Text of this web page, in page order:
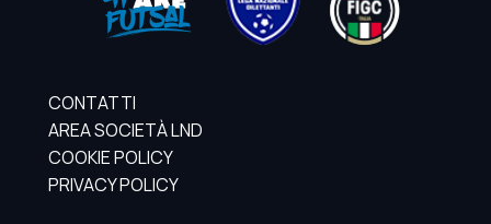
CONTATTI
AREA SOCIETÀ LND
COOKIE POLICY
PRIVACY POLICY